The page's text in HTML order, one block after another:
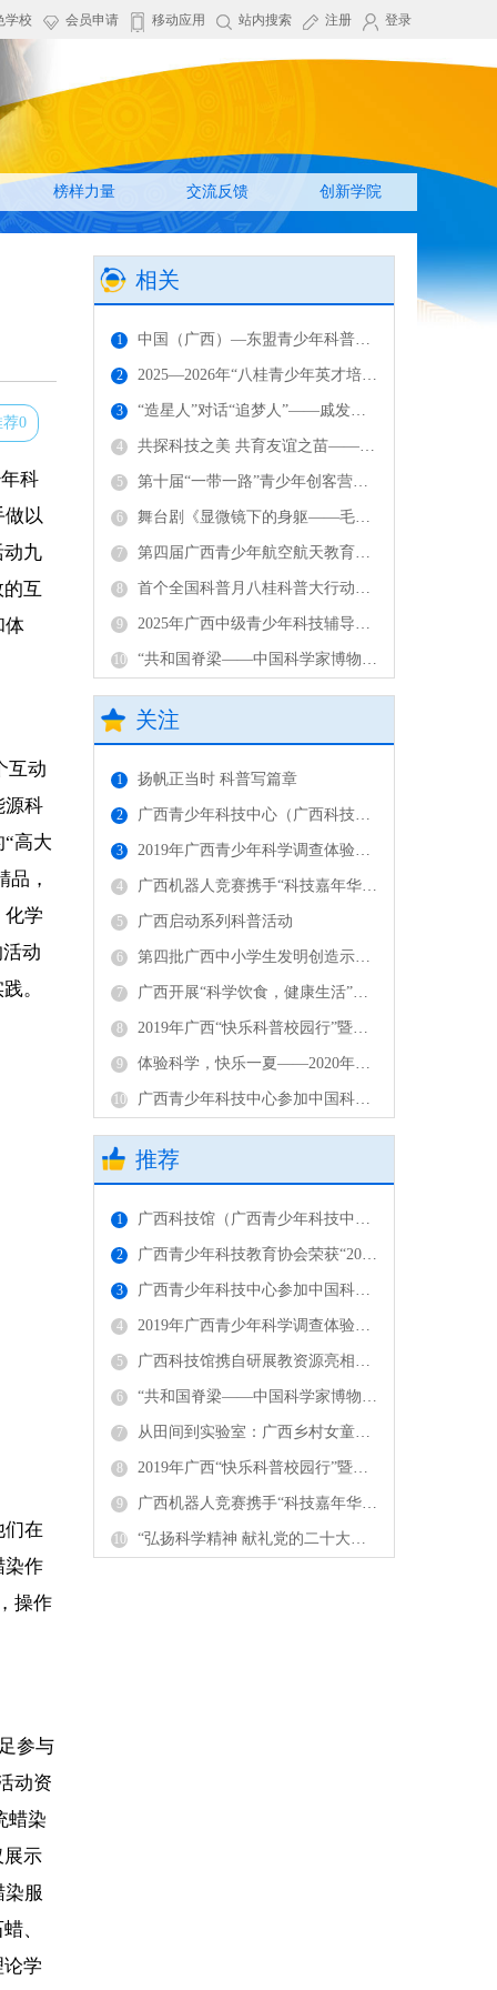
学校 会员申请 移动应用 站内搜索 注册 登录
榜样力量 交流反馈 创新学院
荐0
科
做以
动九
互
体
互动
源科
高大
品，
化学
动
。
在
染作
操作
参与
动资
蜡染
展示
服
、
学
相关
1 中国（广西）—东盟青少年科普嘉年华活动在广西体育中心举办
2 2025—2026年“八桂青少年英才培养计划”(南宁)师生见面会暨交流研学活动举办
3 “造星人”对话“追梦人”——戚发轫院士在广西科技馆开讲航天精神
4 共探科技之美 共育友谊之苗——中越青少年科技交流活动在凭祥举办
5 第十届“一带一路”青少年创客营主场活动将在广西举办
6 舞台剧《显微镜下的身躯——毛江森院士》在北海首演
7 第四届广西青少年航空航天教育竞赛决赛在南宁举办
8 首个全国科普月八桂科普大行动：2200余场活动展现广西科技力量
9 2025年广西中级青少年科技辅导员专业水平认证答辩工作圆满完成
10 “共和国脊梁——中国科学家博物馆馆藏精品展”广西巡展在广西科技馆拉开帷幕
关注
1 扬帆正当时 科普写篇章
2 广西青少年科技中心（广西科技馆）获全国表彰
3 2019年广西青少年科学调查体验活动首发式及省级骨干教师培训班在南宁举行
4 广西机器人竞赛携手“科技嘉年华”闪动全国科技活动周
5 广西启动系列科普活动
6 第四批广西中小学生发明创造示范单位遴选暨第二批广西中小学生发明创造示范单位验收评审会议在南宁召开
7 广西开展“科学饮食，健康生活”调研活动
8 2019年广西“快乐科普校园行”暨爱国科学家事迹报告会启动仪式在北海启动
9 体验科学，快乐一夏——2020年广西“快乐科普校园行”、广西“少年强科普教育工程”、广西科博协会暑期联展活动正式启动
10 广西青少年科技中心参加中国科协系统青少年科技教育活动部门单位负责人及业务骨干学习宣传贯彻二十大精神培训班
推荐
1 广西科技馆（广西青少年科技中心）参加在蓉举办的“一带一路”青少年科技人文交流2024年总结暨2025年筹备交流活动
2 广西青少年科技教育协会荣获“2024年度优秀理事单位”称号
3 广西青少年科技中心参加中国科协系统青少年科技教育活动部门单位负责人及业务骨干学习宣传贯彻二十大精神培训班
4 2019年广西青少年科学调查体验活动首发式及省级骨干教师培训班在南宁举行
5 广西科技馆携自研展教资源亮相泰国国家科学技术展
6 “共和国脊梁——中国科学家博物馆馆藏精品展”广西巡展在广西科技馆拉开帷幕
7 从田间到实验室：广西乡村女童在“她·未来”科学营踏上奇妙之旅
8 2019年广西“快乐科普校园行”暨爱国科学家事迹报告会启动仪式在北海启动
9 广西机器人竞赛携手“科技嘉年华”闪动全国科技活动周
10 “弘扬科学精神 献礼党的二十大——大手拉小手科普报告汇广西校园巡讲活动”启动